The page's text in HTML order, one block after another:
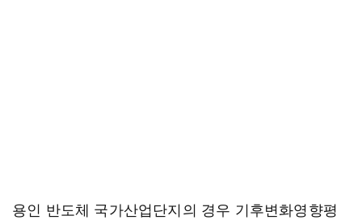
용인 반도체 국가산업단지의 경우 기후변화영향평